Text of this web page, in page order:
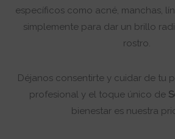
específicos como acné, manchas,
simplemente para dar un brillo
rostro.
Déjanos consentirte y cuidar de tu
profesional y el toque único de
bienestar es nuestra